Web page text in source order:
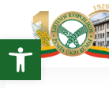
Open toolbar
turinio